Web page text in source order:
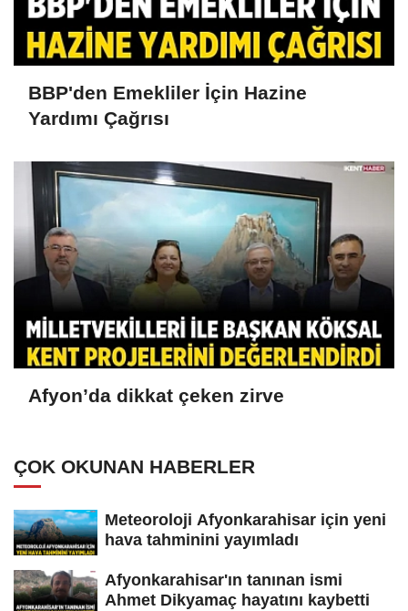
BBP'den Emekliler İçin Hazine
Yardımı Çağrısı
Afyon’da dikkat çeken zirve
ÇOK OKUNAN HABERLER
Meteoroloji Afyonkarahisar için yeni
hava tahminini yayımladı
Afyonkarahisar'ın tanınan ismi
Ahmet Dikyamaç hayatını kaybetti